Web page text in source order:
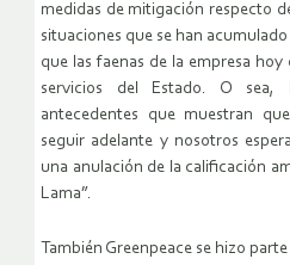
medidas de mitigación respecto
situaciones que se han
que las faenas de la empresa
servicios del Estado. O sea,
antecedentes que muestran
seguir adelante y nosotros
una anulación de la calificación
Lama”.
También Greenpeace se hizo